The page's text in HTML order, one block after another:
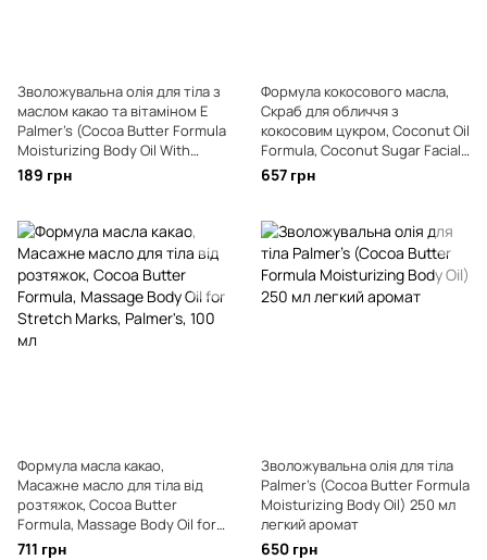
Зволожувальна олія для тіла з
маслом какао та вітаміном Е
Palmer's (Cocoa Butter Formula
Moisturizing Body Oil With
Vitamin E) 50 мл
189 грн
Формула кокосового масла,
Скраб для обличчя з
кокосовим цукром, Coconut Oil
Formula, Coconut Sugar Facial
Scrub, Palmer's, 90 г
657 грн
Формула масла какао,
Масажне масло для тіла від
розтяжок, Cocoa Butter
Formula, Massage Body Oil for
Stretch Marks, Palmer's, 100 мл
711 грн
Зволожувальна олія для тіла
Palmer's (Cocoa Butter Formula
Moisturizing Body Oil) 250 мл
легкий аромат
650 грн